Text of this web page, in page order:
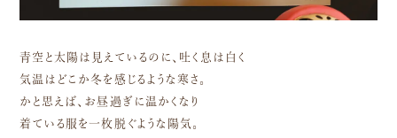
青空と太陽は見えているのに、吐く息は白く
気温はどこか冬を感じるような寒さ。
かと思えば、お昼過ぎに温かくなり
着ている服を一枚脱ぐような陽気。